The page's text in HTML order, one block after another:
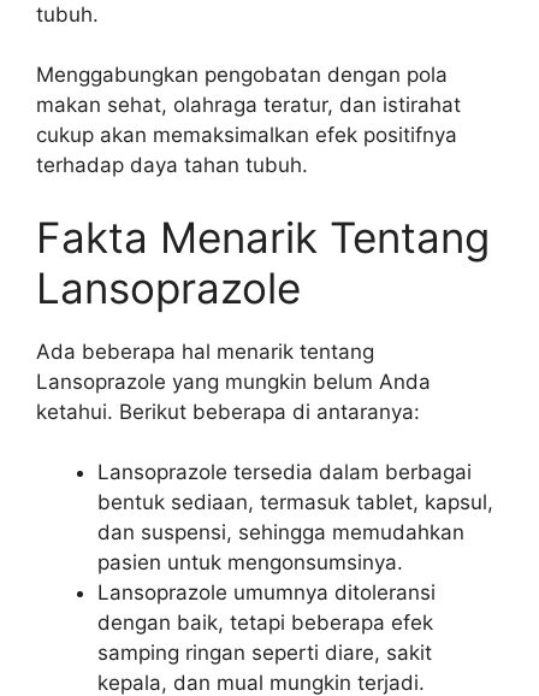
tubuh.
Menggabungkan pengobatan dengan pola
makan sehat, olahraga teratur, dan istirahat
cukup akan memaksimalkan efek positifnya
terhadap daya tahan tubuh.
Fakta Menarik Tentang
Lansoprazole
Ada beberapa hal menarik tentang
Lansoprazole yang mungkin belum Anda
ketahui. Berikut beberapa di antaranya:
Lansoprazole tersedia dalam berbagai
bentuk sediaan, termasuk tablet, kapsul,
dan suspensi, sehingga memudahkan
pasien untuk mengonsumsinya.
Lansoprazole umumnya ditoleransi
dengan baik, tetapi beberapa efek
samping ringan seperti diare, sakit
kepala, dan mual mungkin terjadi.